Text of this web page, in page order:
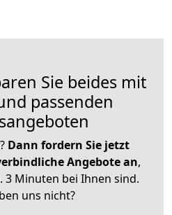
Sie beides mit
passenden
Dann fordern Sie jetzt
Angebote an,
3 Minuten bei Ihnen sind.
uns nicht?